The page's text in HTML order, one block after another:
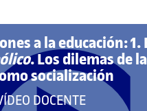
a la educación: 1.
. Los dilemas de la
socialización
DOCENTE